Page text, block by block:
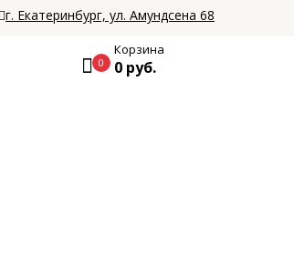
г. Екатеринбург, ул. Амундсена 68
0
Корзина
0 руб.